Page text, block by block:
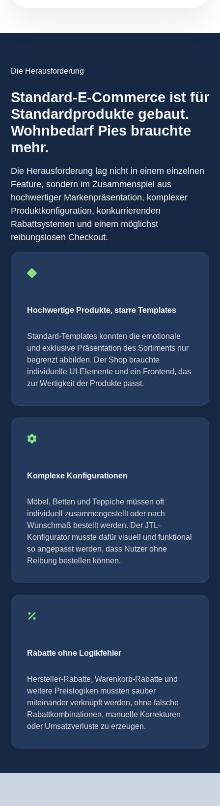
Die Herausforderung
Standard-E-Commerce ist für
Standardprodukte gebaut.
Wohnbedarf Pies brauchte
mehr.
Die Herausforderung lag nicht in einem einzelnen
Feature, sondern im Zusammenspiel aus
hochwertiger Markenpräsentation, komplexer
Produktkonfiguration, konkurrierenden
Rabattsystemen und einem möglichst
reibungslosen Checkout.
Hochwertige Produkte, starre Templates
Standard-Templates konnten die emotionale
und exklusive Präsentation des Sortiments nur
begrenzt abbilden. Der Shop brauchte
individuelle UI-Elemente und ein Frontend, das
zur Wertigkeit der Produkte passt.
Komplexe Konfigurationen
Möbel, Betten und Teppiche müssen oft
individuell zusammengestellt oder nach
Wunschmaß bestellt werden. Der JTL-
Konfigurator musste dafür visuell und funktional
so angepasst werden, dass Nutzer ohne
Reibung bestellen können.
Rabatte ohne Logikfehler
Hersteller-Rabatte, Warenkorb-Rabatte und
weitere Preislogiken mussten sauber
miteinander verknüpft werden, ohne falsche
Rabattkombinationen, manuelle Korrekturen
oder Umsatzverluste zu erzeugen.